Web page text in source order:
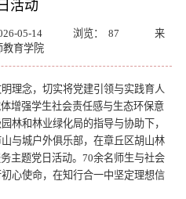
活动
05-14 浏览： 87
来
教育学院
理念，切实将党建引领与实践育人
增强学生社会责任感与生态环保意
林和林业绿化局的指导与协助下，
与城户外俱乐部，在章丘区胡山林
主题党日活动。70余名师生与社会
心使命，在知行合一中坚定理想信